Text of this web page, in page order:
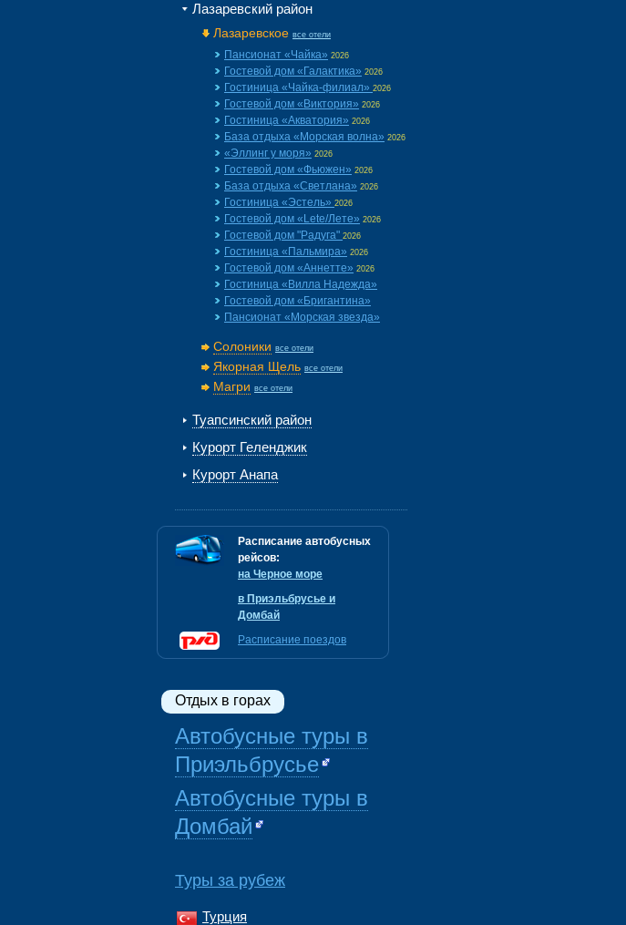
Лазаревский район
Лазаревское все отели
Пансионат «Чайка» 2026
Гостевой дом «Галактика» 2026
Гостиница «Чайка-филиал» 2026
Гостевой дом «Виктория» 2026
Гостиница «Акватория» 2026
База отдыха «Морская волна» 2026
«Эллинг у моря» 2026
Гостевой дом «Фьюжен» 2026
База отдыха «Светлана» 2026
Гостиница «Эстель» 2026
Гостевой дом «Lete/Лете» 2026
Гостевой дом "Радуга" 2026
Гостиница «Пальмира» 2026
Гостевой дом «Аннетте» 2026
Гостиница «Вилла Надежда»
Гостевой дом «Бригантина»
Пансионат «Морская звезда»
Солоники все отели
Якорная Щель все отели
Магри все отели
Туапсинский район
Курорт Геленджик
Курорт Анапа
Расписание автобусных
рейсов:
на Черное море
в Приэльбрусье и
Домбай
Расписание поездов
Отдых в горах
Автобусные туры в
Приэльбрусье
Автобусные туры в
Домбай
Туры за рубеж
Турция